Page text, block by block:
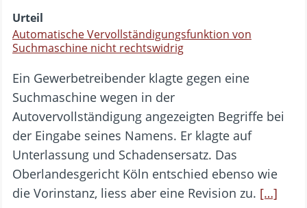
Urteil
Automatische Vervollständigungsfunktion von
Suchmaschine nicht rechtswidrig
Ein Gewerbetreibender klagte gegen eine
Suchmaschine wegen in der
Autovervollständigung angezeigten Begriffe bei
der Eingabe seines Namens. Er klagte auf
Unterlassung und Schadensersatz. Das
Oberlandesgericht Köln entschied ebenso wie
die Vorinstanz, liess aber eine Revision zu. […]